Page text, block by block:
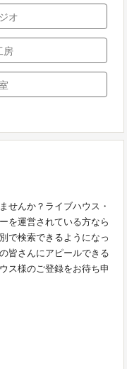
オ
房
せんか？ライブハウス・
を運営されている方なら
で検索できるようになっ
皆さんにアピールできる
ス様のご登録をお待ち申